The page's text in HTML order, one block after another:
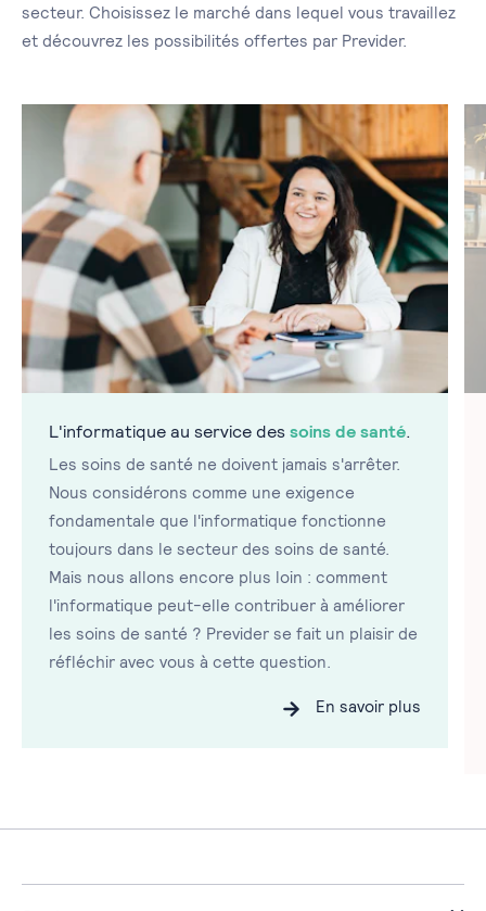
secteur. Choisissez le marché dans lequel vous travaillez
et découvrez les possibilités offertes par Previder.
L'informatique au service dessoins de santé.
Les soins de santé ne doivent jamais s'arrêter.
Nous considérons comme une exigence
fondamentale que l'informatique fonctionne
toujours dans le secteur des soins de santé.
Mais nous allons encore plus loin : comment
l'informatique peut-elle contribuer à améliorer
les soins de santé ? Previder se fait un plaisir de
réfléchir avec vous à cette question.
En savoir plus